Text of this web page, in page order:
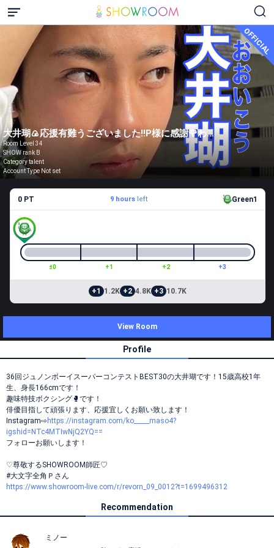
OFFICIAL
大井瑚🍙応援有難うございました!!P様に感謝🌹わよ!!
Room Level 34
SHOW rank B
Category talent
Account Type Not set
0 PT 9 hoursleft Green1
±0 +1 +2 +3
+1 1.2K +2 4.8K +3 10.7K
View Room
Profile
36回ジュノンボーイスーパーコンテストBEST30の大井瑚です！15歳高校1年
生、身長166cmです！
趣味特技ボクシング🥊です！
俳優目指して頑張ります、応援宜しくお願い致します！
Instagram⇨https://instagram.com/ko_____maso4?
igshid=NTc4MTIwNjQ2YQ==
フォローお願いします！
♡尊敬するSHOWROOM師匠♡
#大文字全角Ｐさん
https://www.showroom-live.com/r/revorn_09_0012?t=1699496312
Recommendation
ミノー